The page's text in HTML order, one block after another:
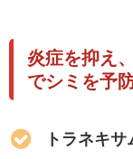
炎症を抑え
でシミを予
トラネキサ